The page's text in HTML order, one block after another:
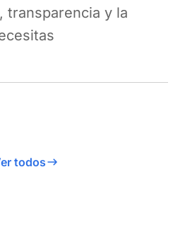
transparencia y la
todos